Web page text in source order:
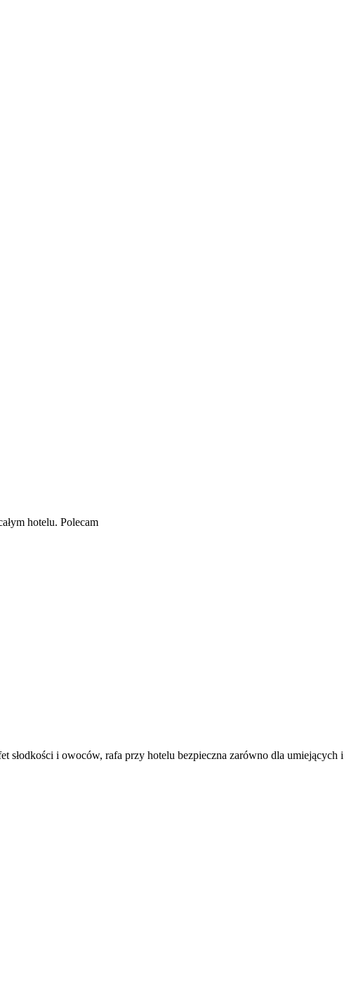
hotelu. Polecam
słodkości i owoców, rafa przy hotelu bezpieczna zarówno dla umiejących i